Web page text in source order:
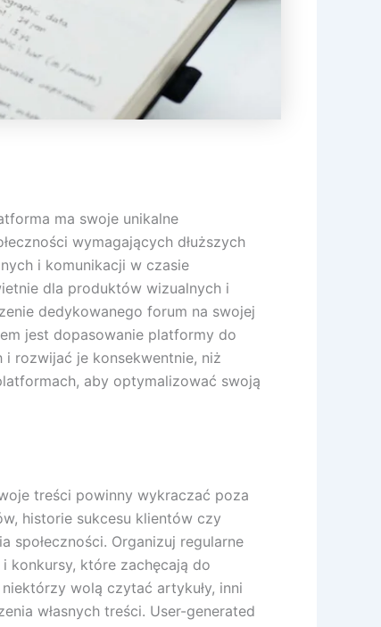
ma swoje unikalne
wymagających dłuższych
i komunikacji w czasie
dla produktów wizualnych i
dedykowanego forum na swojej
jest dopasowanie platformy do
rozwijać je konsekwentnie, niż
aby optymalizować swoją
treści powinny wykraczać poza
historie sukcesu klientów czy
społeczności. Organizuj regularne
konkursy, które zachęcają do
wolą czytać artykuły, inni
własnych treści. User-generated